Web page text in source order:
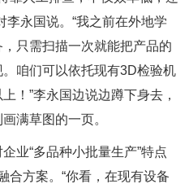
李永国说。“我之前在外地学
只需扫描一次就能把产品的
咱们可以依托现有3D检验机
！”李永国边说边蹲下身去，
满草图的一页。
业“多品种小批量生产”特点
合方案。“你看，在现有设备